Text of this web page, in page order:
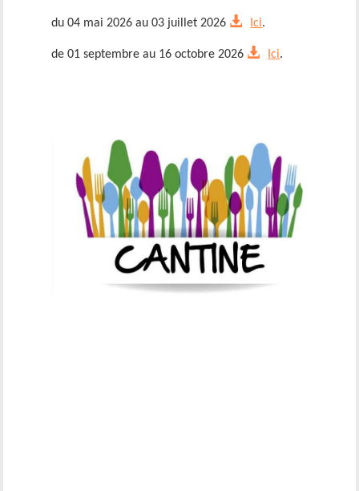
du 04 mai 2026 au 03 juillet 2026 Ici.
de 01 septembre au 16 octobre 2026 Ici.